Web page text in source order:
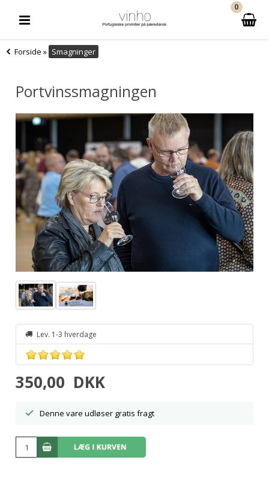
0
Forside » Smagninger
Portvinssmagningen
Lev. 1-3 hverdage
350,00 DKK
Denne vare udløser gratis fragt